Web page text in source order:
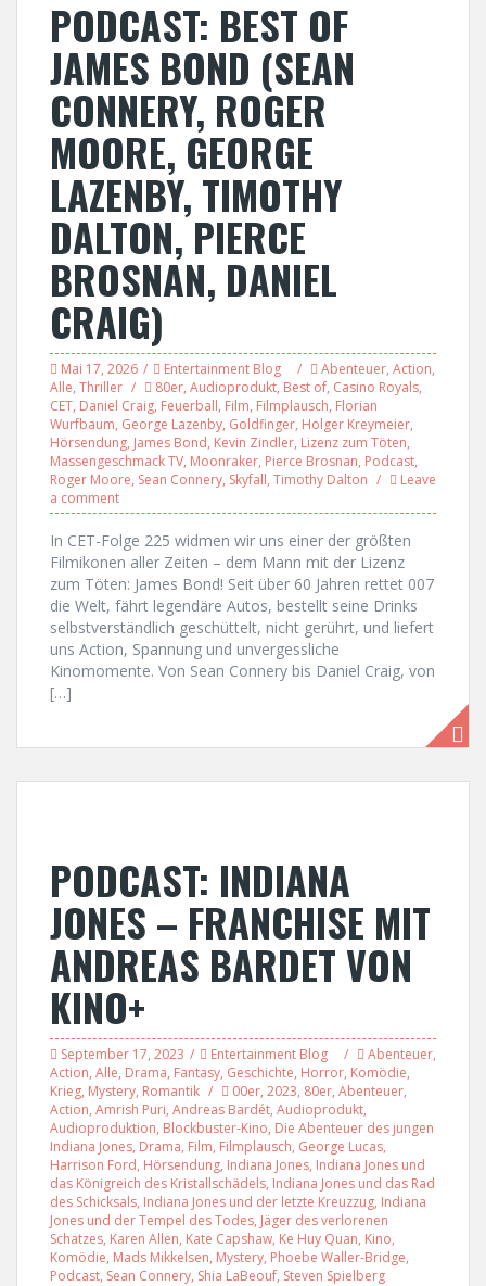
PODCAST: BEST OF
JAMES BOND (SEAN
CONNERY, ROGER
MOORE, GEORGE
LAZENBY, TIMOTHY
DALTON, PIERCE
BROSNAN, DANIEL
CRAIG)
Mai 17, 2026 Entertainment Blog Abenteuer, Action,
Alle, Thriller 80er, Audioprodukt, Best of, Casino Royals,
CET, Daniel Craig, Feuerball, Film, Filmplausch, Florian
Wurfbaum, George Lazenby, Goldfinger, Holger Kreymeier,
Hörsendung, James Bond, Kevin Zindler, Lizenz zum Töten,
Massengeschmack TV, Moonraker, Pierce Brosnan, Podcast,
Roger Moore, Sean Connery, Skyfall, Timothy Dalton
Leave
a comment
In CET-Folge 225 widmen wir uns einer der größten
Filmikonen aller Zeiten – dem Mann mit der Lizenz
zum Töten: James Bond! Seit über 60 Jahren rettet 007
die Welt, fährt legendäre Autos, bestellt seine Drinks
selbstverständlich geschüttelt, nicht gerührt, und liefert
uns Action, Spannung und unvergessliche
Kinomomente. Von Sean Connery bis Daniel Craig, von
[…]
PODCAST: INDIANA
JONES – FRANCHISE MIT
ANDREAS BARDET VON
KINO+
September 17, 2023 Entertainment Blog Abenteuer,
Action, Alle, Drama, Fantasy, Geschichte, Horror, Komödie,
Krieg, Mystery, Romantik 00er, 2023, 80er, Abenteuer,
Action, Amrish Puri, Andreas Bardét, Audioprodukt,
Audioproduktion, Blockbuster-Kino, Die Abenteuer des jungen
Indiana Jones, Drama, Film, Filmplausch, George Lucas,
Harrison Ford, Hörsendung, Indiana Jones, Indiana Jones und
das Königreich des Kristallschädels, Indiana Jones und das Rad
des Schicksals, Indiana Jones und der letzte Kreuzzug, Indiana
Jones und der Tempel des Todes, Jäger des verlorenen
Schatzes, Karen Allen, Kate Capshaw, Ke Huy Quan, Kino,
Komödie, Mads Mikkelsen, Mystery, Phoebe Waller-Bridge,
Podcast, Sean Connery, Shia LaBeouf, Steven Spielberg